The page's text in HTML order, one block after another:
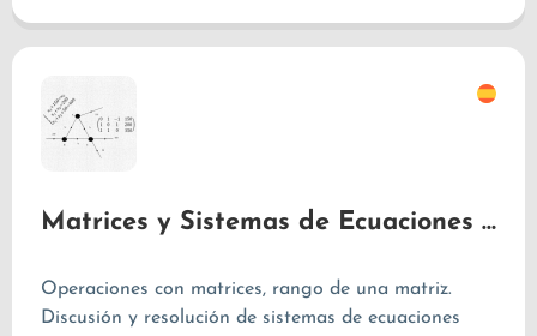
Matrices y Sistemas de Ecuaciones Lineales
Operaciones con matrices, rango de una matriz.
Discusión y resolución de sistemas de ecuaciones